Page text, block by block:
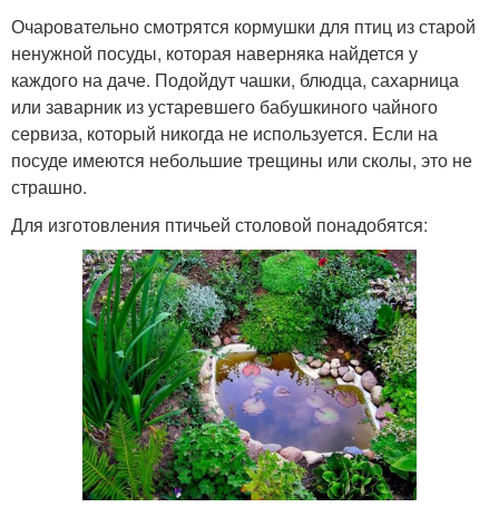
Очаровательно смотрятся кормушки для птиц из старой
ненужной посуды, которая наверняка найдется у
каждого на даче. Подойдут чашки, блюдца, сахарница
или заварник из устаревшего бабушкиного чайного
сервиза, который никогда не используется. Если на
посуде имеются небольшие трещины или сколы, это не
страшно.
Для изготовления птичьей столовой понадобятся: